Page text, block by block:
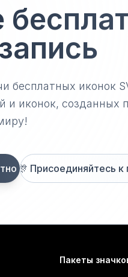
бесплатных иконок
и иконок,
🎊 Присоединяйтесь к
Пакеты